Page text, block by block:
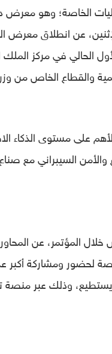
الخاصة؛ وهو معرض
عن انطلاق معرض
الحالي في مركز
والقطاع الخاص من
على مستوى الذكاء
والأمن السيبراني مع
خلال المؤتمر، عن
لحضور ومشاركة
وذلك عبر منصة